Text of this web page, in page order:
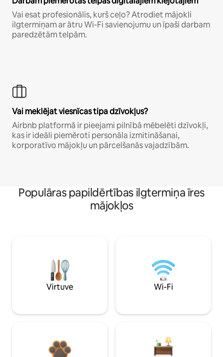
Vai esat profesionālis, kurš ceļo? Atrodiet mājokli
ilgtermiņam ar ātru Wi-Fi savienojumu un īpaši darbam
paredzētām telpām.
Vai meklējat viesnīcas tipa dzīvokļus?
Airbnb platformā ir pieejami pilnībā mēbelēti dzīvokļi,
kas ir ideāli piemēroti personāla izmitināšanai,
korporatīvo mājokļu un pārcelšanās vajadzībām.
Populāras papildērtības ilgtermiņa īres
mājokļos
Virtuve Wi-Fi